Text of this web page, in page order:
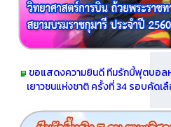
ขอแสดงความยินดี ทีมรักบี้ฟุตบอล
เยาวชนแห่งชาติ ครั้งที่ 34 รอบคัดเ